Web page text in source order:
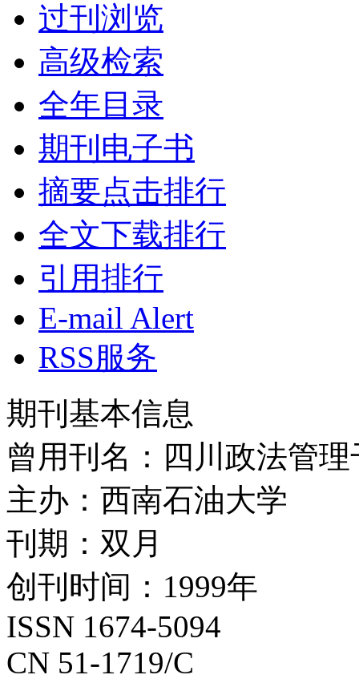
过刊浏览
高级检索
全年目录
期刊电子书
摘要点击排行
全文下载排行
引用排行
E-mail Alert
RSS服务
期刊基本信息
曾用刊名：四川政法管
主办：西南石油大学
刊期：双月
创刊时间：1999年
ISSN 1674-5094
CN 51-1719/C